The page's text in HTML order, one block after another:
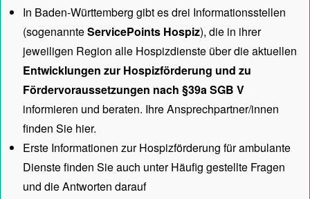
In Baden-Württemberg gibt es drei Informationsstellen
(sogenannteServicePoints Hospiz), die in ihrer
jeweiligen Region alle Hospizdienste über die aktuellen
Entwicklungen zur Hospizförderung und zu
Fördervoraussetzungen nach §39a SGB V
informieren und beraten. Ihre Ansprechpartner/innen
finden Sie hier.
Erste Informationen zur Hospizförderung für ambulante
Dienste finden Sie auch unterHäufig gestellte Fragen
und die Antworten darauf